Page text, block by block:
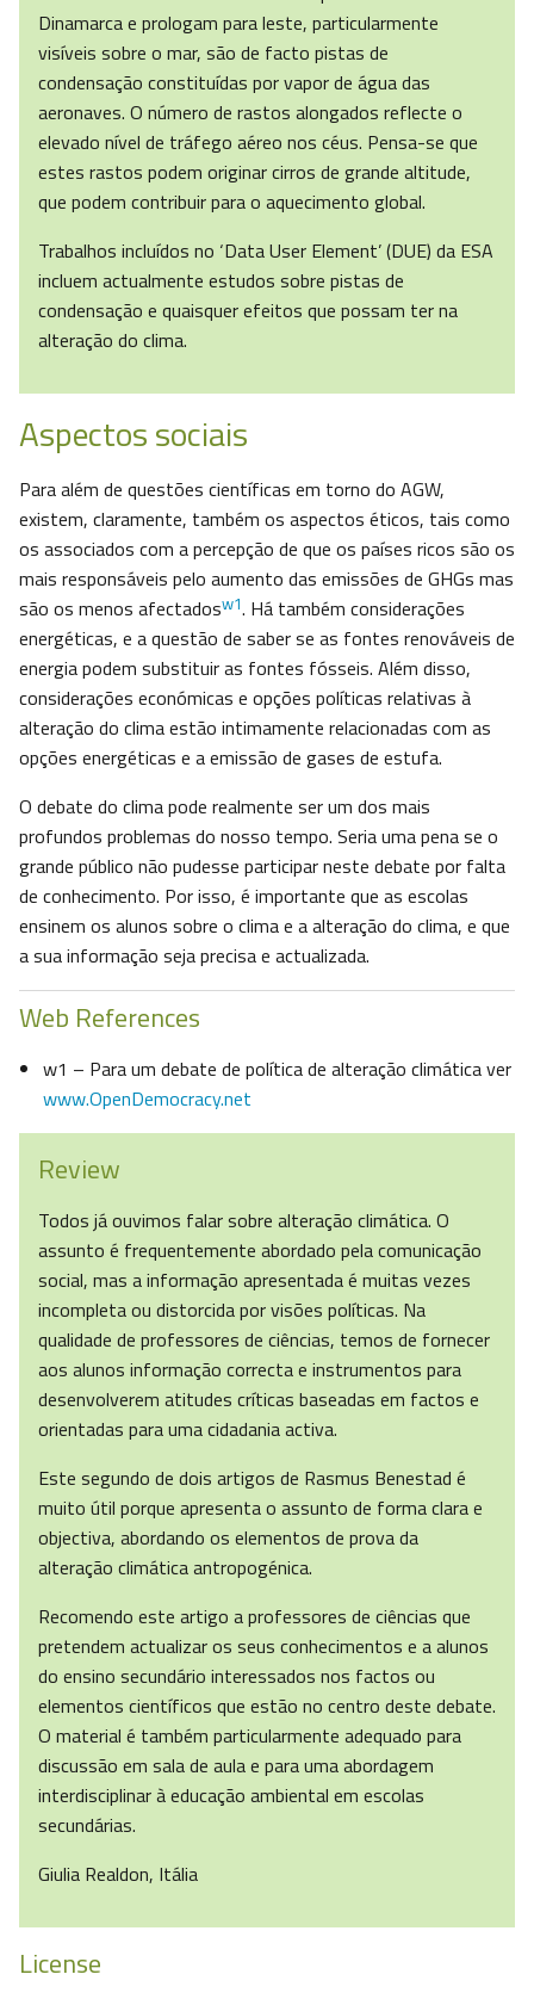
Dinamarca e prologam para leste, particularmente
visíveis sobre o mar, são de facto pistas de
condensação constituídas por vapor de água das
aeronaves. O número de rastos alongados reflecte o
elevado nível de tráfego aéreo nos céus. Pensa-se que
estes rastos podem originar cirros de grande altitude,
que podem contribuir para o aquecimento global.
Trabalhos incluídos no ‘Data User Element’ (DUE) da ESA
incluem actualmente estudos sobre pistas de
condensação e quaisquer efeitos que possam ter na
alteração do clima.
Aspectos sociais
Para além de questões científicas em torno do AGW,
existem, claramente, também os aspectos éticos, tais como
os associados com a percepção de que os países ricos são os
mais responsáveis pelo aumento das emissões de GHGs mas
são os menos afectadosw1. Há também considerações
energéticas, e a questão de saber se as fontes renováveis de
energia podem substituir as fontes fósseis. Além disso,
considerações económicas e opções políticas relativas à
alteração do clima estão intimamente relacionadas com as
opções energéticas e a emissão de gases de estufa.
O debate do clima pode realmente ser um dos mais
profundos problemas do nosso tempo. Seria uma pena se o
grande público não pudesse participar neste debate por falta
de conhecimento. Por isso, é importante que as escolas
ensinem os alunos sobre o clima e a alteração do clima, e que
a sua informação seja precisa e actualizada.
Web References
w1 – Para um debate de política de alteração climática ver
www.OpenDemocracy.net
Review
Todos já ouvimos falar sobre alteração climática. O
assunto é frequentemente abordado pela comunicação
social, mas a informação apresentada é muitas vezes
incompleta ou distorcida por visões políticas. Na
qualidade de professores de ciências, temos de fornecer
aos alunos informação correcta e instrumentos para
desenvolverem atitudes críticas baseadas em factos e
orientadas para uma cidadania activa.
Este segundo de dois artigos de Rasmus Benestad é
muito útil porque apresenta o assunto de forma clara e
objectiva, abordando os elementos de prova da
alteração climática antropogénica.
Recomendo este artigo a professores de ciências que
pretendem actualizar os seus conhecimentos e a alunos
do ensino secundário interessados nos factos ou
elementos científicos que estão no centro deste debate.
O material é também particularmente adequado para
discussão em sala de aula e para uma abordagem
interdisciplinar à educação ambiental em escolas
secundárias.
Giulia Realdon, Itália
License